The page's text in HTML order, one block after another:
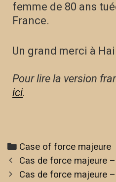
femme de 80 ans
France.
Un grand merci à
Pour lire la version
ici.
Case of force majeure
Cas de force majeure –
Cas de force majeure –